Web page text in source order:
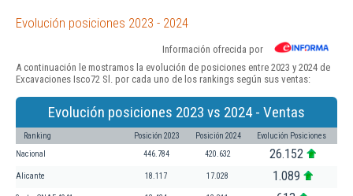
Evolución posiciones 2023 - 2024
Información ofrecida por
A continuación le mostramos la evolución de posiciones entre 2023 y 2024 de
Excavaciones Isco72 Sl. por cada uno de los rankings según sus ventas:
Evolución posiciones 2023 vs 2024 - Ventas
Ranking Posición 2023 Posición 2024 Evolución Posiciones
Nacional 446.784 420.632 26.152
Alicante 18.117 17.028 1.089